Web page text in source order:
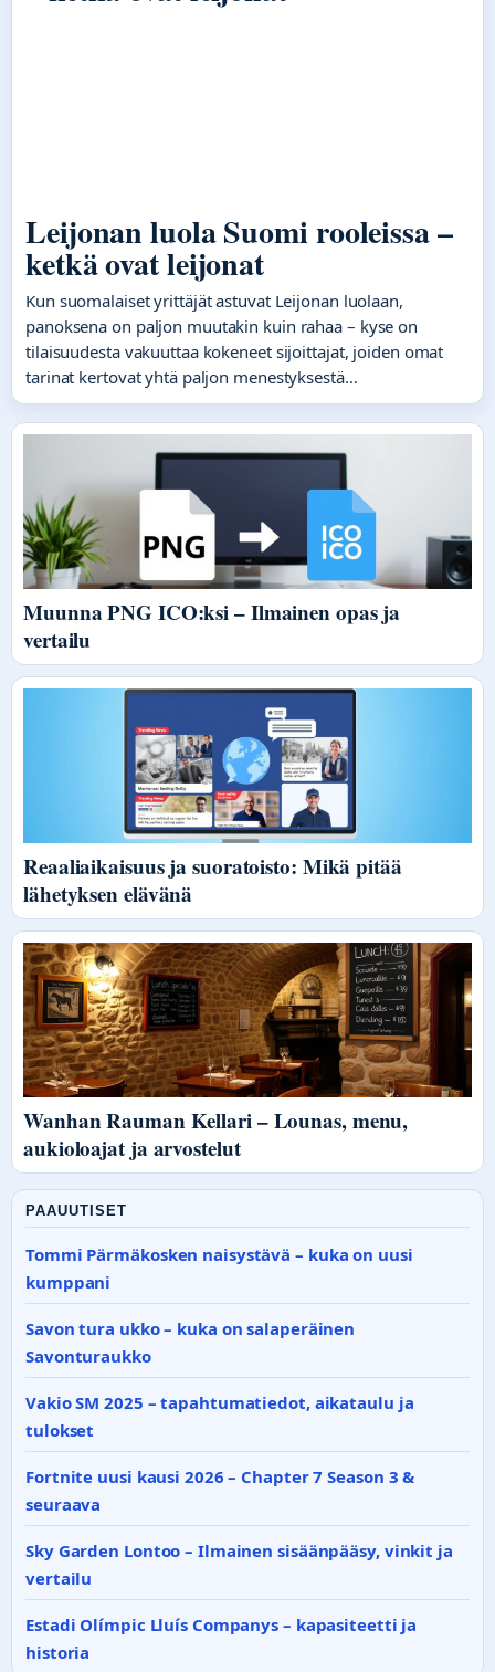
Leijonan luola Suomi rooleissa –
ketkä ovat leijonat
Kun suomalaiset yrittäjät astuvat Leijonan luolaan,
panoksena on paljon muutakin kuin rahaa – kyse on
tilaisuudesta vakuuttaa kokeneet sijoittajat, joiden omat
tarinat kertovat yhtä paljon menestyksestä…
Muunna PNG ICO:ksi – Ilmainen opas ja
vertailu
Reaaliaikaisuus ja suoratoisto: Mikä pitää
lähetyksen elävänä
Wanhan Rauman Kellari – Lounas, menu,
aukioloajat ja arvostelut
PAAUUTISET
Tommi Pärmäkosken naisystävä – kuka on uusi
kumppani
Savon tura ukko – kuka on salaperäinen
Savonturaukko
Vakio SM 2025 – tapahtumatiedot, aikataulu ja
tulokset
Fortnite uusi kausi 2026 – Chapter 7 Season 3 &
seuraava
Sky Garden Lontoo – Ilmainen sisäänpääsy, vinkit ja
vertailu
Estadi Olímpic Lluís Companys – kapasiteetti ja
historia